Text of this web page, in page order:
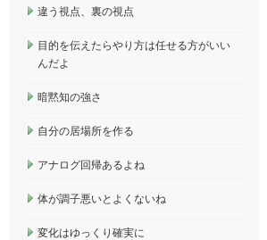
違う視点、裏の視点
目的を伝えたらやり方は任せる方がいい
んだよ
暗黙知の強さ
自分の居場所を作る
アナログ回帰あるよね
体が調子悪いとよくないね
変化はゆっくり確実に